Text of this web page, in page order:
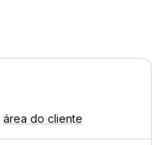
área do cliente